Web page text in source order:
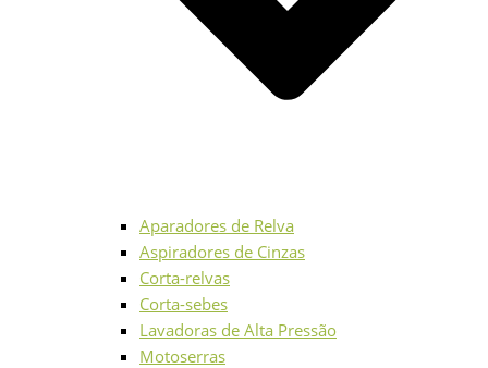
Aparadores de Relva
Aspiradores de Cinzas
Corta-relvas
Corta-sebes
Lavadoras de Alta Pressão
Motoserras